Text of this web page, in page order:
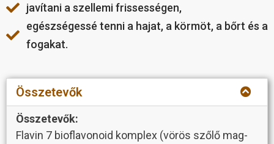
javítani a szellemi frissességen,
egészségessé tenni a hajat, a körmöt, a bőrt és a
fogakat.
Összetevők
Összetevők:
Flavin 7 bioflavonoid komplex (vörös szőlő mag-